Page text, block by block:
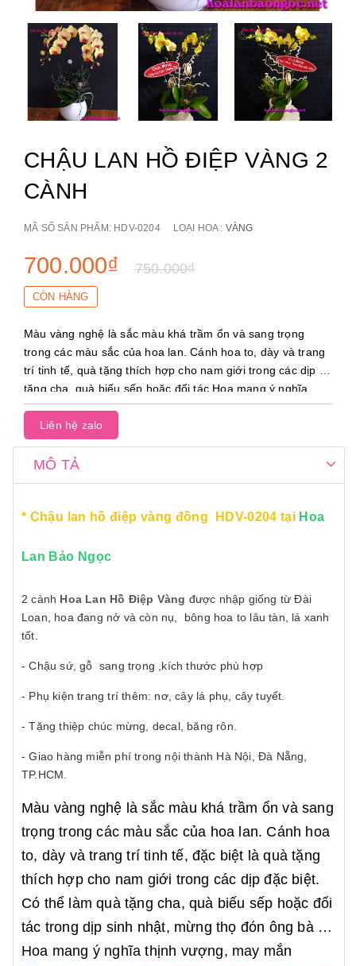
CHẬU LAN HỒ ĐIỆP VÀNG 2
CÀNH
MÃ SỐ SẢN PHẨM: HDV-0204 LOẠI HOA : VÀNG
700.000₫ 750.000₫
CÒN HÀNG
Màu vàng nghệ là sắc màu khá trầm ổn và sang trọng
trong các màu sắc của hoa lan. Cánh hoa to, dày và trang
trí tinh tế, quà tặng thích hợp cho nam giới trong các dịp
tặng cha, quà biếu sếp hoặc đối tác.Hoa mang ý nghĩa
thịnh vượng, may mắn
Liên hệ zalo
MÔ TẢ
* Chậu lan hồ điệp vàng đồng HDV-0204 tại Hoa
Lan Bảo Ngọc
2 cành Hoa Lan Hồ Điệp Vàng được nhập giống từ Đài
Loan, hoa đang nở và còn nụ, bông hoa to lâu tàn, lá xanh
tốt.
- Chậu sứ, gỗ sang trọng ,kích thước phù hợp
- Phụ kiện trang trí thêm: nơ, cây lá phụ, cây tuyết.
- Tặng thiệp chúc mừng, decal, băng rôn.
- Giao hàng miễn phí trong nội thành Hà Nội, Đà Nẵng,
TP.HCM.
Màu vàng nghệ là sắc màu khá trầm ổn và sang
trọng trong các màu sắc của hoa lan. Cánh hoa
to, dày và trang trí tinh tế, đặc biệt là quà tặng
thích hợp cho nam giới trong các dịp đặc biệt.
Có thể làm quà tặng cha, quà biếu sếp hoặc đối
tác trong dịp sinh nhật, mừng thọ đón ông bà …
Hoa mang ý nghĩa thịnh vượng, may mắn